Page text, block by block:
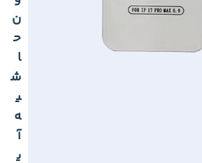
ن
ح
ا
ش
ی
ه
آ
ی